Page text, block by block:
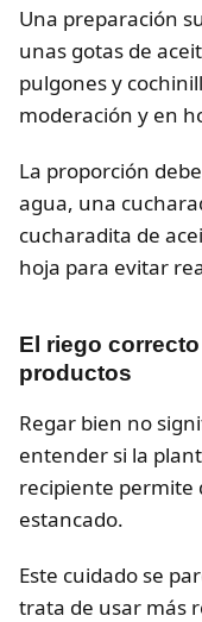
Una preparación
unas gotas de
pulgones y
moderación y en
La proporción
agua, una
cucharadita de
hoja para evitar
El riego
productos
Regar bien no
entender si la
recipiente permite
estancado.
Este cuidado se
trata de usar más